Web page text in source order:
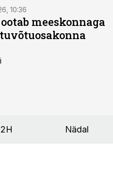
lubamise teema
10:36
meeskonnaga
Nädal